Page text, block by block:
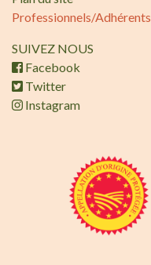
Professionnels/Adhérents
SUIVEZ NOUS
Facebook
Twitter
Instagram